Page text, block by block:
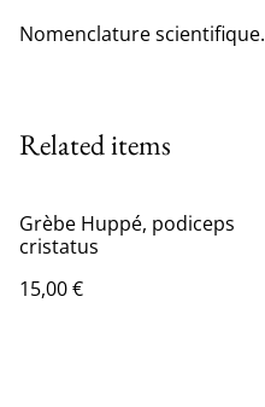
Nomenclature scientifique.
Related items
Grèbe Huppé, podiceps
cristatus
15,00 €